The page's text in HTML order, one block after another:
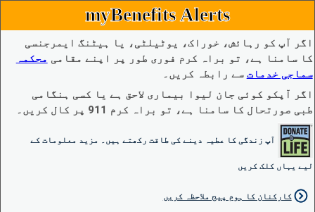
myBenefits Alerts
اگر آپ کو رہائش، خوراک، یوٹیلٹی، یا ہیٹنگ ایمرجنسی
کا سامنا ہے، تو براہ کرم فوری طور پر اپنے مقامی محکمہ
سماجی خدمات سے رابطہ کریں۔
اگر آپکو کوئی جان لیوا بیماری لاحق ہے یا کسی ہنگامی
طبی صورتحال کا سامنا ہے، تو براہ کرم 911 پر کال کریں۔
آپ زندگی کا عطیہ دینے کی طاقت رکھتے ہیں۔ مزید معلومات کے
لیے یہاں کلک کریں
کارکنان کا ہوم پیج ملاحظہ کریں